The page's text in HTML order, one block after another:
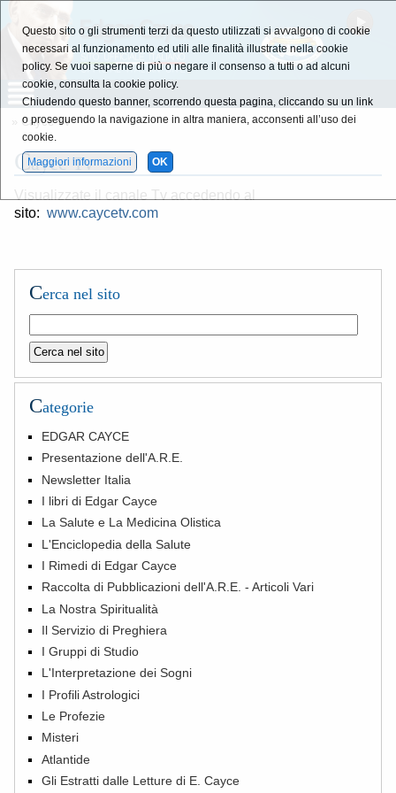
» Cayce Tv
Cayce Tv
Visualizzate il canale Tv accedendo al
sito: www.caycetv.com
Cerca nel sito
Categorie
EDGAR CAYCE
Presentazione dell'A.R.E.
Newsletter Italia
I libri di Edgar Cayce
La Salute e La Medicina Olistica
L'Enciclopedia della Salute
I Rimedi di Edgar Cayce
Raccolta di Pubblicazioni dell'A.R.E. - Articoli Vari
La Nostra Spiritualità
Il Servizio di Preghiera
I Gruppi di Studio
L'Interpretazione dei Sogni
I Profili Astrologici
Le Profezie
Misteri
Atlantide
Gli Estratti dalle Letture di E. Cayce
Questo sito o gli strumenti terzi da questo utilizzati si avvalgono di cookie
necessari al funzionamento ed utili alle finalità illustrate nella cookie
policy. Se vuoi saperne di più o negare il consenso a tutti o ad alcuni
cookie, consulta la cookie policy.
Chiudendo questo banner, scorrendo questa pagina, cliccando su un link
o proseguendo la navigazione in altra maniera, acconsenti all’uso dei
cookie.
Maggiori informazioni
OK